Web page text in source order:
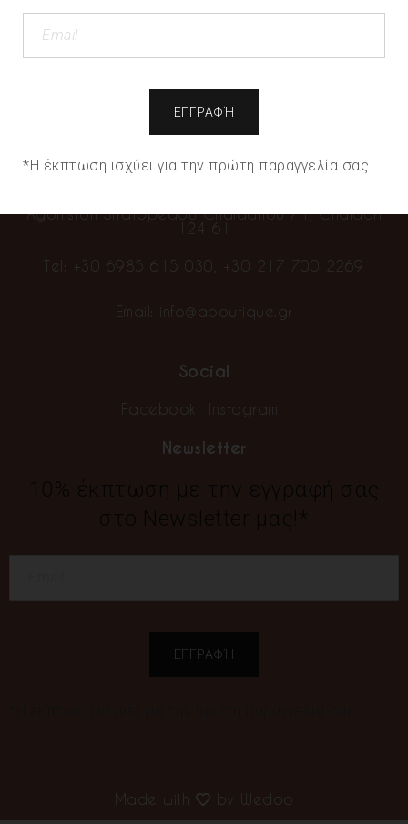
Info
Contact
Agoniston Stratopedou Chaidariou 71, Chaidari
124 61
Tel: +30 6985 615 030 +30 217 700 2269
Email: info@aboutique.gr
Social
Facebook Instagram
Newsletter
Made with by Wedoo
We use cookies to offer you the best possible
experience on our page. If you continue to use the
*Η έκπτωση ισχύει για την πρώτη παραγγελία σας